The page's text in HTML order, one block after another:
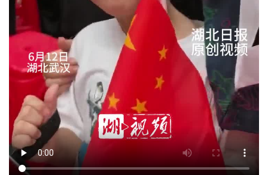
悠游
相亲
汽车
房产
消费
创意